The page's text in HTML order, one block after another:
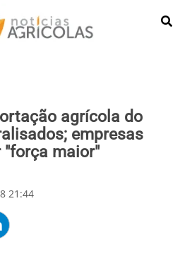
agrícola do
empresas
"força maior"
21:44